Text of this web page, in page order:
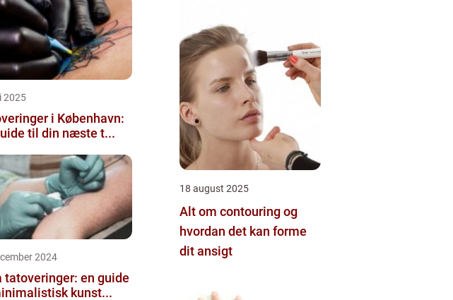
2025
i København:
til din næste t...
2024
tatoveringer: en guide
kunst...
18 august 2025
Alt om contouring og
hvordan det kan forme
dit ansigt